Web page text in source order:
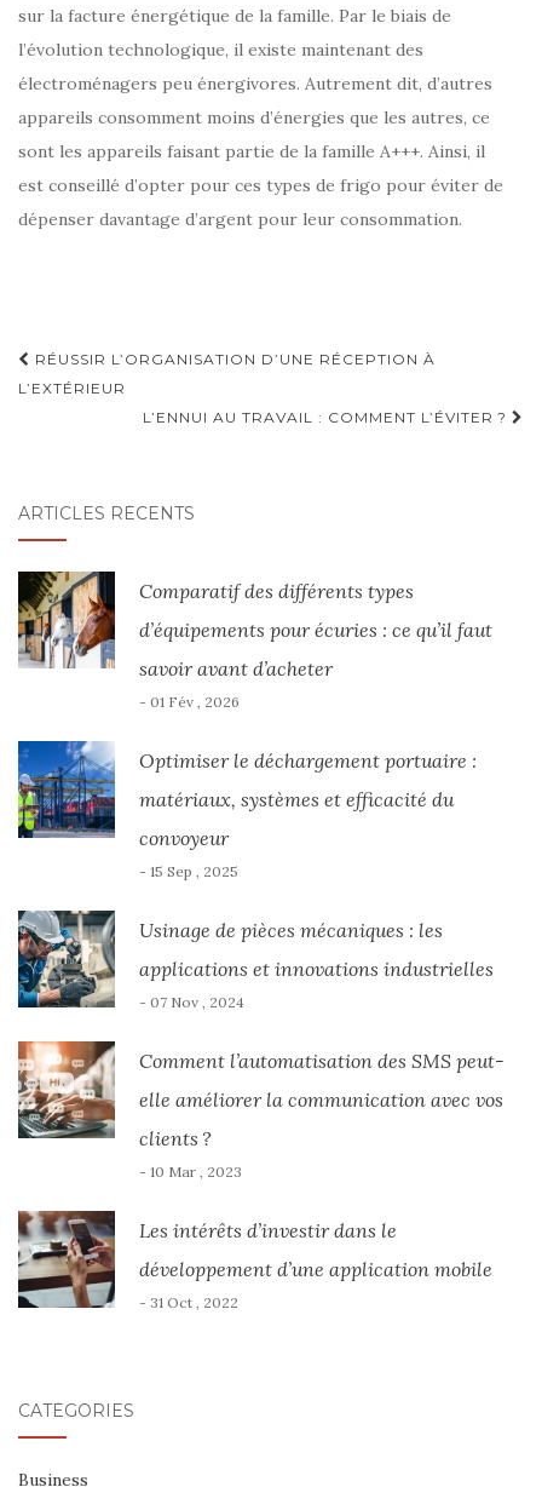
sur la facture énergétique de la famille. Par le biais de
l’évolution technologique, il existe maintenant des
électroménagers peu énergivores. Autrement dit, d’autres
appareils consomment moins d’énergies que les autres, ce
sont les appareils faisant partie de la famille A+++. Ainsi, il
est conseillé d’opter pour ces types de frigo pour éviter de
dépenser davantage d’argent pour leur consommation.
Navigation
d'article
RÉUSSIR L’ORGANISATION D’UNE RÉCEPTION À
L’EXTÉRIEUR
L’ENNUI AU TRAVAIL : COMMENT L’ÉVITER ?
ARTICLES RÉCENTS
Comparatif des différents types
d’équipements pour écuries : ce qu’il faut
savoir avant d’acheter
- 01 Fév , 2026
Optimiser le déchargement portuaire :
matériaux, systèmes et efficacité du
convoyeur
- 15 Sep , 2025
Usinage de pièces mécaniques : les
applications et innovations industrielles
- 07 Nov , 2024
Comment l’automatisation des SMS peut-
elle améliorer la communication avec vos
clients ?
- 10 Mar , 2023
Les intérêts d’investir dans le
développement d’une application mobile
- 31 Oct , 2022
CATÉGORIES
Business